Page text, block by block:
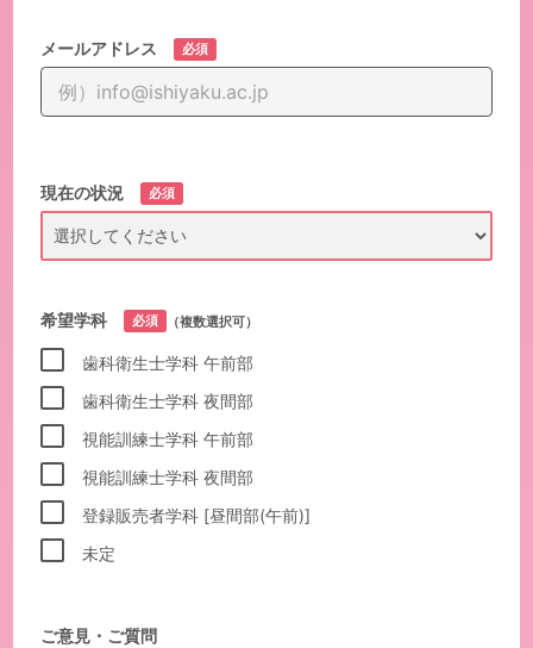
メールアドレス 必須
現在の状況 必須
希望学科 必須 （複数選択可）
歯科衛生士学科 午前部
歯科衛生士学科 夜間部
視能訓練士学科 午前部
視能訓練士学科 夜間部
登録販売者学科 [昼間部(午前)]
未定
ご意見・ご質問